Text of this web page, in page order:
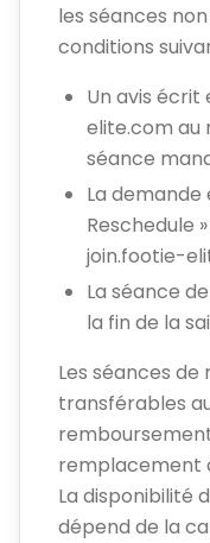
les séances
conditions
Un avis écrit
elite.com au
séance
La demande
Reschedule
join.footie-
La séance
la fin de la
Les séances
transférables
remplacement
La disponibilité
dépend de la